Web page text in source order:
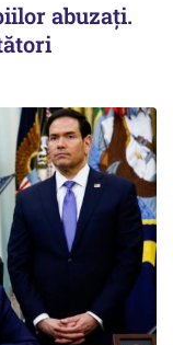
abuzați.